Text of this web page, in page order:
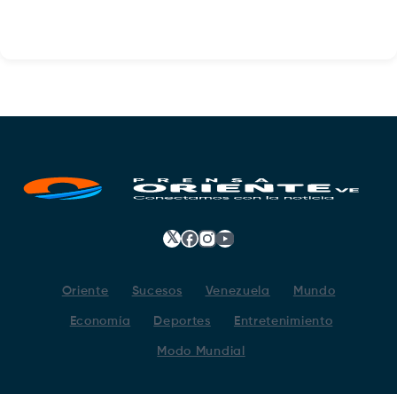
𝕏 Facebook
Instagram
YouTube
Oriente Sucesos Venezuela Mundo
Economía Deportes Entretenimiento
Modo Mundial